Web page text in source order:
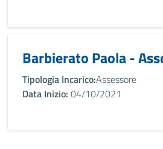
Barbierato Paola -
Tipologia Incarico:Assessore
Data Inizio: 04/10/2021